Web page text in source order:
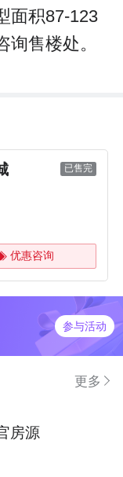
面积87-123
售楼处。
已售完
优惠咨询
参与活动
更多
房源